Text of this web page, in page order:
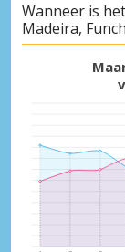
Wanneer is
Madeira,